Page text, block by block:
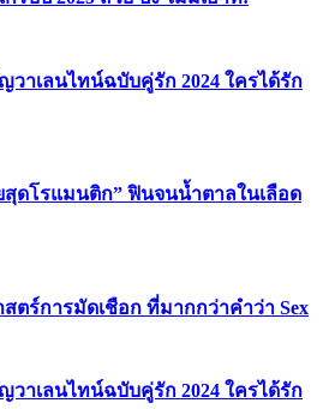
วาเลนไทน์ฉบับคู่รัก 2024 ใครได้รัก
ดโรแมนติก” ฟินจนน้ำตาลในเลือด
ตร์การมัดเชือก ที่มากกว่าคำว่า Sex
วาเลนไทน์ฉบับคู่รัก 2024 ใครได้รัก